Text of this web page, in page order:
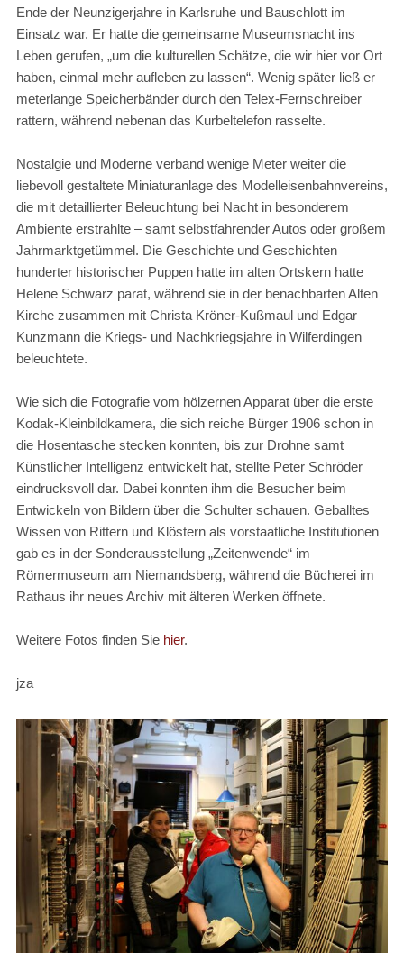
Ende der Neunzigerjahre in Karlsruhe und Bauschlott im
Einsatz war. Er hatte die gemeinsame Museumsnacht ins
Leben gerufen, „um die kulturellen Schätze, die wir hier vor Ort
haben, einmal mehr aufleben zu lassen“. Wenig später ließ er
meterlange Speicherbänder durch den Telex-Fernschreiber
rattern, während nebenan das Kurbeltelefon rasselte.
Nostalgie und Moderne verband wenige Meter weiter die
liebevoll gestaltete Miniaturanlage des Modelleisenbahnvereins,
die mit detaillierter Beleuchtung bei Nacht in besonderem
Ambiente erstrahlte – samt selbstfahrender Autos oder großem
Jahrmarktgetümmel. Die Geschichte und Geschichten
hunderter historischer Puppen hatte im alten Ortskern hatte
Helene Schwarz parat, während sie in der benachbarten Alten
Kirche zusammen mit Christa Kröner-Kußmaul und Edgar
Kunzmann die Kriegs- und Nachkriegsjahre in Wilferdingen
beleuchtete.
Wie sich die Fotografie vom hölzernen Apparat über die erste
Kodak-Kleinbildkamera, die sich reiche Bürger 1906 schon in
die Hosentasche stecken konnten, bis zur Drohne samt
Künstlicher Intelligenz entwickelt hat, stellte Peter Schröder
eindrucksvoll dar. Dabei konnten ihm die Besucher beim
Entwickeln von Bildern über die Schulter schauen. Geballtes
Wissen von Rittern und Klöstern als vorstaatliche Institutionen
gab es in der Sonderausstellung „Zeitenwende“ im
Römermuseum am Niemandsberg, während die Bücherei im
Rathaus ihr neues Archiv mit älteren Werken öffnete.
Weitere Fotos finden Sie hier.
jza